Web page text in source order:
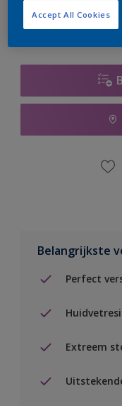
Belangrijkste
Perfect
Extreem
Accept All Cookies